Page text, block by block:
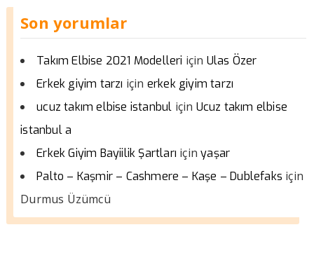
Son yorumlar
Takım Elbise 2021 Modelleri için Ulas Özer
Erkek giyim tarzı için erkek giyim tarzı
ucuz takım elbise istanbul için Ucuz takım elbise
istanbul a
Erkek Giyim Bayiilik Şartları içinyaşar
Palto – Kaşmir – Cashmere – Kaşe – Dublefaks için
Durmus Üzümcü